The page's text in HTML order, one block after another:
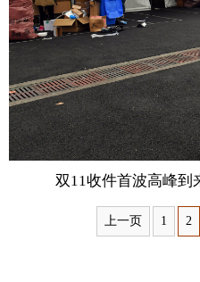
图片 视频
旅游 健康
金融 公益
富媒体 摄影
双11收件首波高峰到来
上一页 1 2